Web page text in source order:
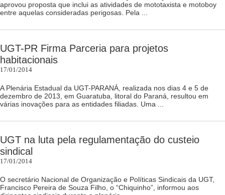
aprovou proposta que inclui as atividades de mototaxista e motoboy
entre aquelas consideradas perigosas. Pela ...
UGT-PR Firma Parceria para projetos
habitacionais
17/01/2014
A Plenária Estadual da UGT-PARANÁ, realizada nos dias 4 e 5 de
dezembro de 2013, em Guaratuba, litoral do Paraná, resultou em
várias inovações para as entidades filiadas. Uma ...
UGT na luta pela regulamentação do custeio
sindical
17/01/2014
O secretário Nacional de Organização e Políticas Sindicais da UGT,
Francisco Pereira de Souza Filho, o “Chiquinho”, informou aos